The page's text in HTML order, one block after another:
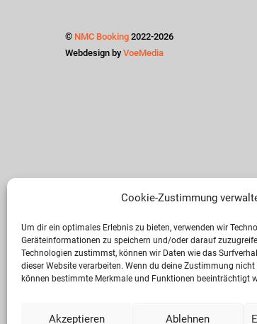
Cookie-Zustimmung
Um dir ein optimales Erlebnis zu bieten, verwenden wir
Geräteinformationen zu speichern und/oder darauf
Technologien zustimmst, können wir Daten wie das
dieser Website verarbeiten. Wenn du deine Zustimmung
können bestimmte Merkmale und Funktionen beeinträchtigt
Akzeptieren Ablehnen
© NMC Booking 2022-2026
Webdesign by VoeMedia